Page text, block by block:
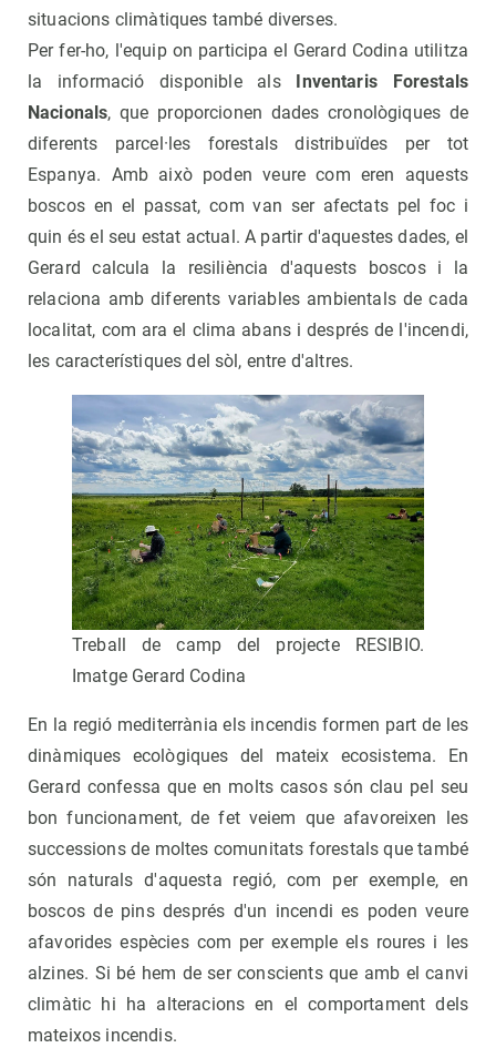
situacions climàtiques també diverses.
Per fer-ho, l'equip on participa el Gerard Codina utilitza
la informació disponible als
Inventaris Forestals
Nacionals, que proporcionen dades cronològiques de
diferents parcel·les forestals distribuïdes per tot
Espanya. Amb això poden veure com eren aquests
boscos en el passat, com van ser afectats pel foc i
quin és el seu estat actual. A partir d'aquestes dades, el
Gerard calcula la resiliència d'aquests boscos i la
relaciona amb diferents variables ambientals de cada
localitat, com ara el clima abans i després de l'incendi,
les característiques del sòl, entre d'altres.
Treball de camp del projecte RESIBIO.
Imatge Gerard Codina
En la regió mediterrània els incendis formen part de les
dinàmiques ecològiques del mateix ecosistema. En
Gerard confessa que en molts casos són clau pel seu
bon funcionament, de fet veiem que afavoreixen les
successions de moltes comunitats forestals que també
són naturals d'aquesta regió, com per exemple, en
boscos de pins després d'un incendi es poden veure
afavorides espècies com per exemple els roures i les
alzines. Si bé hem de ser conscients que amb el canvi
climàtic hi ha alteracions en el comportament dels
mateixos incendis.